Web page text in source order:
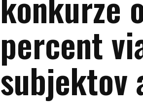
percent
subjektov